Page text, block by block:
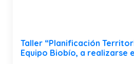
Taller “Planificación
Equipo Biobío, a realizarse